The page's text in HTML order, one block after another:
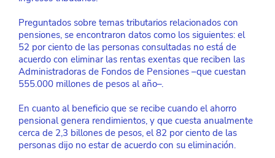
Preguntados sobre temas tributarios relacionados con
pensiones, se encontraron datos como los siguientes: el
52 por ciento de las personas consultadas no está de
acuerdo con eliminar las rentas exentas que reciben las
Administradoras de Fondos de Pensiones –que cuestan
555.000 millones de pesos al año–.
En cuanto al beneficio que se recibe cuando el ahorro
pensional genera rendimientos, y que cuesta anualmente
cerca de 2,3 billones de pesos, el 82 por ciento de las
personas dijo no estar de acuerdo con su eliminación.